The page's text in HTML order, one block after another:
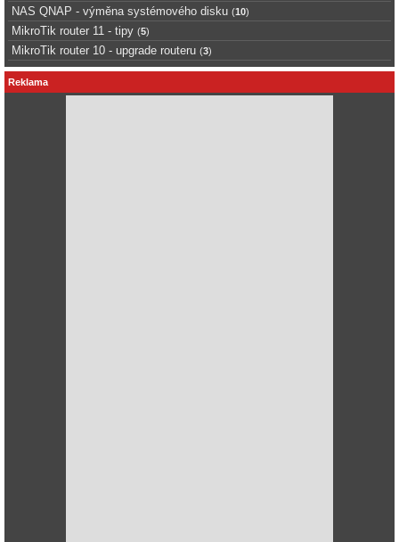
NAS QNAP - výměna systémového disku (10)
MikroTik router 11 - tipy (5)
MikroTik router 10 - upgrade routeru (3)
Reklama